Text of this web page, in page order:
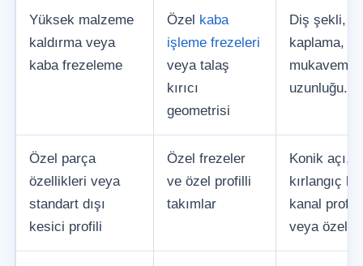
Yüksek malzeme
kaldırma veya
kaba frezeleme
Özel kaba
işleme frezeleri
veya talaş
kırıcı
geometrisi
Diş şekli,
kaplama,
uzunluğu.
Özel parça
özellikleri veya
standart dışı
kesici profili
Özel frezeler
ve özel profilli
takımlar
Konik açı,
kırlangıç
kanal
veya özel